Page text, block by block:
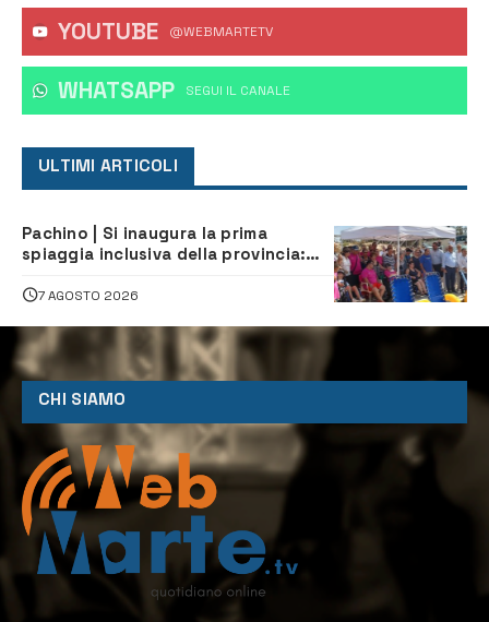
YOUTUBE @WEBMARTETV
WHATSAPP ‎SEGUI IL CANALE
ULTIMI ARTICOLI
Pachino | Si inaugura la prima
spiaggia inclusiva della provincia:
tutti
7 AGOSTO 2026
CHI SIAMO